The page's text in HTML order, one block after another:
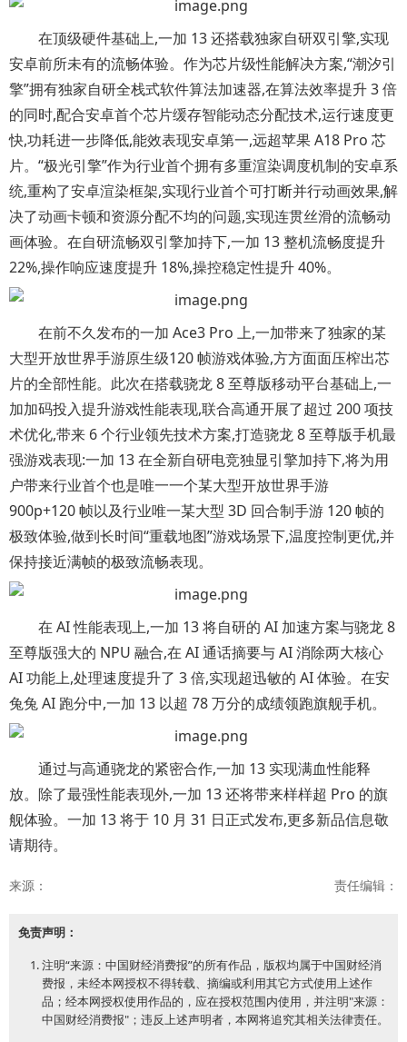
在顶级硬件基础上,一加 13 还搭载独家自研双引擎,实现
安卓前所未有的流畅体验。作为芯片级性能解决方案,“潮汐引
擎”拥有独家自研全栈式软件算法加速器,在算法效率提升 3 倍
的同时,配合安卓首个芯片缓存智能动态分配技术,运行速度更
快,功耗进一步降低,能效表现安卓第一,远超苹果 A18 Pro 芯
片。“极光引擎”作为行业首个拥有多重渲染调度机制的安卓系
统,重构了安卓渲染框架,实现行业首个可打断并行动画效果,解
决了动画卡顿和资源分配不均的问题,实现连贯丝滑的流畅动
画体验。在自研流畅双引擎加持下,一加 13 整机流畅度提升
22%,操作响应速度提升 18%,操控稳定性提升 40%。
在前不久发布的一加 Ace3 Pro 上,一加带来了独家的某
大型开放世界手游原生级120 帧游戏体验,方方面面压榨出芯
片的全部性能。此次在搭载骁龙 8 至尊版移动平台基础上,一
加加码投入提升游戏性能表现,联合高通开展了超过 200 项技
术优化,带来 6 个行业领先技术方案,打造骁龙 8 至尊版手机最
强游戏表现:一加 13 在全新自研电竞独显引擎加持下,将为用
户带来行业首个也是唯一一个某大型开放世界手游
900p+120 帧以及行业唯一某大型 3D 回合制手游 120 帧的
极致体验,做到长时间“重载地图”游戏场景下,温度控制更优,并
保持接近满帧的极致流畅表现。
在 AI 性能表现上,一加 13 将自研的 AI 加速方案与骁龙 8
至尊版强大的 NPU 融合,在 AI 通话摘要与 AI 消除两大核心
AI 功能上,处理速度提升了 3 倍,实现超迅敏的 AI 体验。在安
兔兔 AI 跑分中,一加 13 以超 78 万分的成绩领跑旗舰手机。
通过与高通骁龙的紧密合作,一加 13 实现满血性能释
放。除了最强性能表现外,一加 13 还将带来样样超 Pro 的旗
舰体验。一加 13 将于 10 月 31 日正式发布,更多新品信息敬
请期待。
来源： 责任编辑：
免责声明：
注明“来源：中国财经消费报”的所有作品，版权均属于中国财经消
费报，未经本网授权不得转载、摘编或利用其它方式使用上述作
品；经本网授权使用作品的，应在授权范围内使用，并注明"来源：
中国财经消费报"；违反上述声明者，本网将追究其相关法律责任。